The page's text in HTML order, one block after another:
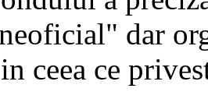
dar
ceea ce